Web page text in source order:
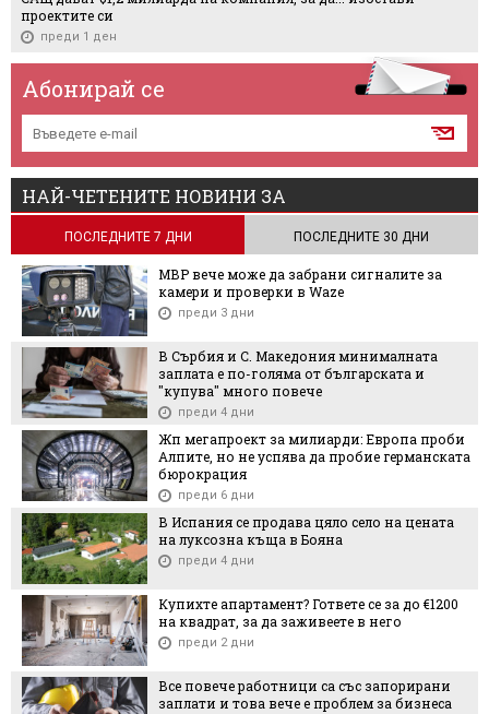
проектите си
преди 1 ден
Абонирай се
НАЙ-ЧЕТЕНИТЕ НОВИНИ ЗА
ПОСЛЕДНИТЕ 7 ДНИ ПОСЛЕДНИТЕ 30 ДНИ
МВР вече може да забрани сигналите за
камери и проверки в Waze
преди 3 дни
В Сърбия и С. Македония минималната
заплата е по-голяма от българската и
"купува" много повече
преди 4 дни
Жп мегапроект за милиарди: Европа проби
Алпите, но не успява да пробие германската
бюрокрация
преди 6 дни
В Испания се продава цяло село на цената
на луксозна къща в Бояна
преди 4 дни
Купихте апартамент? Гответе се за до €1200
на квадрат, за да заживеете в него
преди 2 дни
Все повече работници са със запорирани
заплати и това вече е проблем за бизнеса